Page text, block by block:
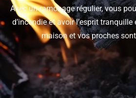
Avec un ramonage régulier, vous
d’incendie et avoir l’esprit
maison et vos proches